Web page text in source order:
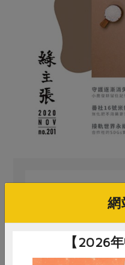
原文刊登於
網
【2026